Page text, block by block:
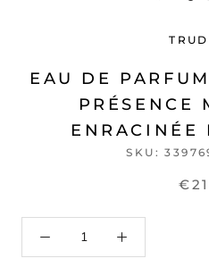
EAU DE
PRÉSENCE
ENRACINÉE
SKU: